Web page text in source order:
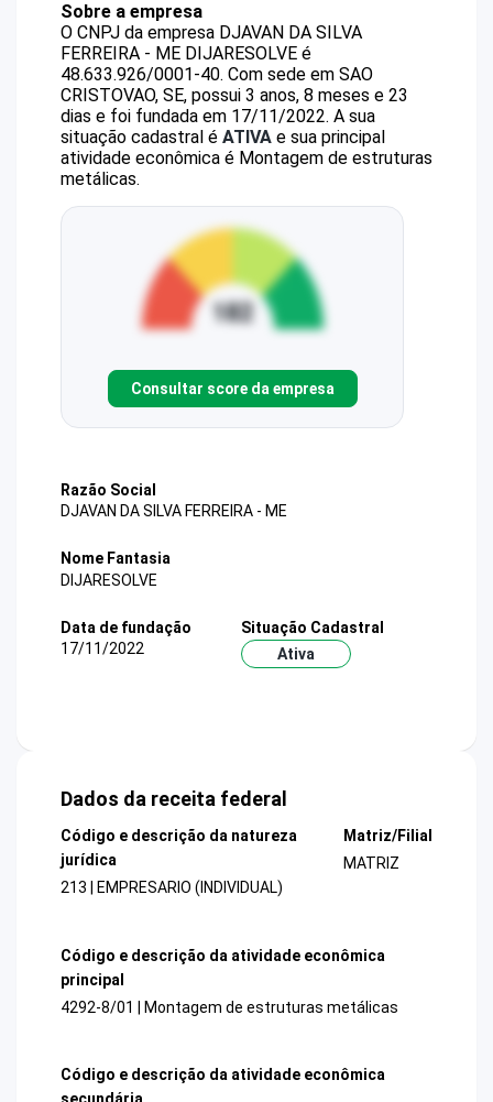
Sobre a empresa
O CNPJ da empresa DJAVAN DA SILVA
FERREIRA - ME DIJARESOLVE é
48.633.926/0001-40. Com sede em SAO
CRISTOVAO, SE, possui 3 anos, 8 meses e 23
dias e foi fundada em 17/11/2022. A sua
situação cadastral é ATIVA e sua principal
atividade econômica é Montagem de estruturas
metálicas.
Consultar score da empresa
Razão Social
DJAVAN DA SILVA FERREIRA - ME
Nome Fantasia
DIJARESOLVE
Data de fundação
17/11/2022
Situação Cadastral
Ativa
Dados da receita federal
Código e descrição da natureza
jurídica
213 | EMPRESARIO (INDIVIDUAL)
Matriz/Filial
MATRIZ
Código e descrição da atividade econômica
principal
4292-8/01 | Montagem de estruturas metálicas
Código e descrição da atividade econômica